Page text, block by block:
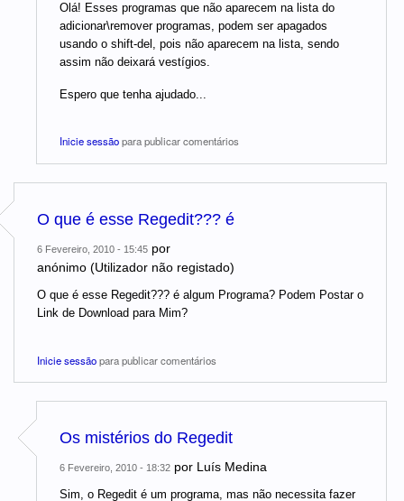
Olá! Esses programas que não aparecem na lista do
adicionar\remover programas, podem ser apagados
usando o shift-del, pois não aparecem na lista, sendo
assim não deixará vestígios.
Espero que tenha ajudado...
Inicie sessãopara publicar comentários
O que é esse Regedit??? é
6 Fevereiro, 2010 - 15:45 por
anónimo (Utilizador não registado)
O que é esse Regedit??? é algum Programa? Podem Postar o
Link de Download para Mim?
Inicie sessãopara publicar comentários
Os mistérios do Regedit
6 Fevereiro, 2010 - 18:32 por Luís Medina
Sim, o Regedit é um programa, mas não necessita fazer